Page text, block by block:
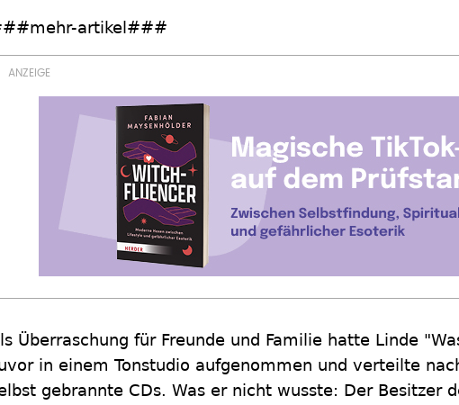
artikel###
Überraschung für Freunde und Familie hatte Linde
in einem Tonstudio aufgenommen und verteilte
gebrannte CDs. Was er nicht wusste: Der Besitzer